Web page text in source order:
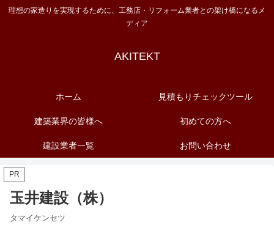
理想の家造りを実現するために、工務店・リフォーム業者との架け橋になるメ
ディア
AKITEKT
ホーム 見積もりチェックツール
建築業界の皆様へ 初めての方へ
建設業者一覧 お問い合わせ
PR
玉井建設（株）
タマイケンセツ